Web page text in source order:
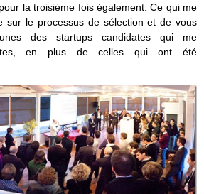
la troisième fois également. Ce qui me
sur le processus de sélection et de vous
des startups candidates qui me
en plus de celles qui ont été